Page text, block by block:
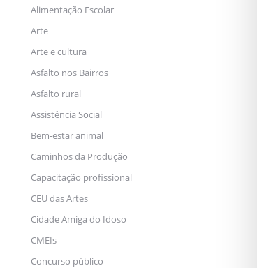
Alimentação Escolar
Arte
Arte e cultura
Asfalto nos Bairros
Asfalto rural
Assistência Social
Bem-estar animal
Caminhos da Produção
Capacitação profissional
CEU das Artes
Cidade Amiga do Idoso
CMEIs
Concurso público